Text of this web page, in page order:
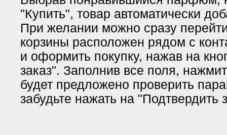
"Купить", товар автоматически
При желании можно сразу
корзины расположен рядом с
и оформить покупку, нажав на
заказ". Заполнив все поля,
будет предложено проверить
забудьте нажать на "Подтвердить